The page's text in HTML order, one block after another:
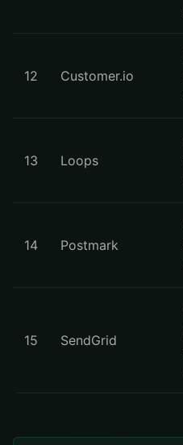
12 Customer.io
13 Loops
14 Postmark
15 SendGrid